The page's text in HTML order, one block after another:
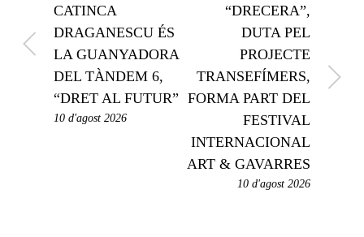
CATINCA
DRAGANESCU ÉS
LA GUANYADORA
DEL TÀNDEM 6,
“DRET AL FUTUR”
10 d'agost 2026
“DRECERA”,
DUTA PEL
PROJECTE
TRANSEFÍMERS,
FORMA PART DEL
FESTIVAL
INTERNACIONAL
ART & GAVARRES
10 d'agost 2026